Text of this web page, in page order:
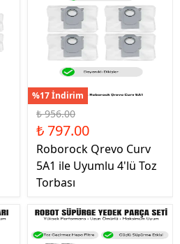
%17 İndirim
₺ 956.00
₺ 797.00
Roborock Qrevo Curv
5A1 ile Uyumlu 4'lü Toz
Torbası